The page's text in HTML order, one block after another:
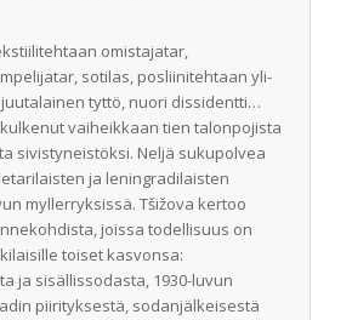
omistajatar,
sotilas, posliinitehtaan yli-
tyttö, nuori dissidentti…
vaiheikkaan tien talonpojista
sivistyneistöksi. Neljä sukupolvea
ja leningradilaisten
myllerryksissä. Tšižova kertoo
joissa todellisuus on
toiset kasvonsa:
ja sisällissodasta, 1930-luvun
piirityksestä, sodanjälkeisestä